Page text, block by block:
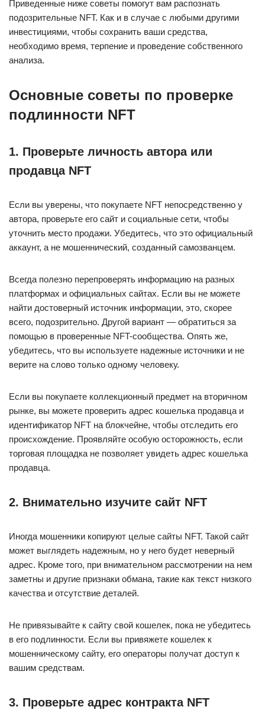
Приведенные ниже советы помогут вам распознать
подозрительные NFT. Как и в случае с любыми другими
инвестициями, чтобы сохранить ваши средства,
необходимо время, терпение и проведение собственного
анализа.
Основные советы по проверке
подлинности NFT
1. Проверьте личность автора или
продавца NFT
Если вы уверены, что покупаете NFT непосредственно у
автора, проверьте его сайт и социальные сети, чтобы
уточнить место продажи. Убедитесь, что это официальный
аккаунт, а не мошеннический, созданный самозванцем.
Всегда полезно перепроверять информацию на разных
платформах и официальных сайтах. Если вы не можете
найти достоверный источник информации, это, скорее
всего, подозрительно. Другой вариант — обратиться за
помощью в проверенные NFT-сообщества. Опять же,
убедитесь, что вы используете надежные источники и не
верите на слово только одному человеку.
Если вы покупаете коллекционный предмет на вторичном
рынке, вы можете проверить адрес кошелька продавца и
идентификатор NFT на блокчейне, чтобы отследить его
происхождение. Проявляйте особую осторожность, если
торговая площадка не позволяет увидеть адрес кошелька
продавца.
2. Внимательно изучите сайт NFT
Иногда мошенники копируют целые сайты NFT. Такой сайт
может выглядеть надежным, но у него будет неверный
адрес. Кроме того, при внимательном рассмотрении на нем
заметны и другие признаки обмана, такие как текст низкого
качества и отсутствие деталей.
Не привязывайте к сайту свой кошелек, пока не убедитесь
в его подлинности. Если вы привяжете кошелек к
мошенническому сайту, его операторы получат доступ к
вашим средствам.
3. Проверьте адрес контракта NFT